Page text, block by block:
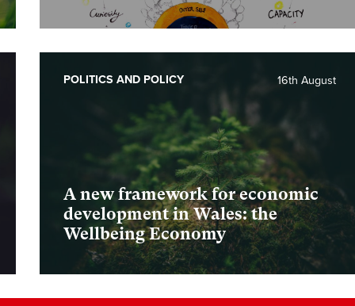
A new framework for economic
development in Wales: the
Wellbeing Economy
16th August
POLITICS AND POLICY